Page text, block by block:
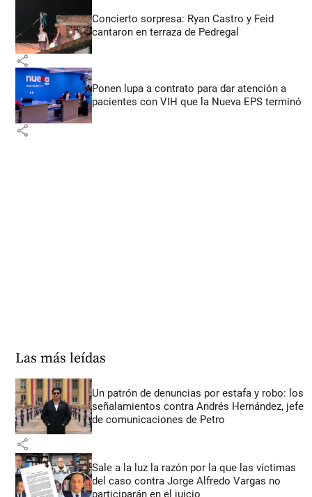
Concierto sorpresa: Ryan Castro y Feid
cantaron en terraza de Pedregal
share
Ponen lupa a contrato para dar atención a
pacientes con VIH que la Nueva EPS terminó
share
Las más leídas
Un patrón de denuncias por estafa y robo: los
señalamientos contra Andrés Hernández, jefe
de comunicaciones de Petro
share
Sale a la luz la razón por la que las víctimas
del caso contra Jorge Alfredo Vargas no
participarán en el juicio